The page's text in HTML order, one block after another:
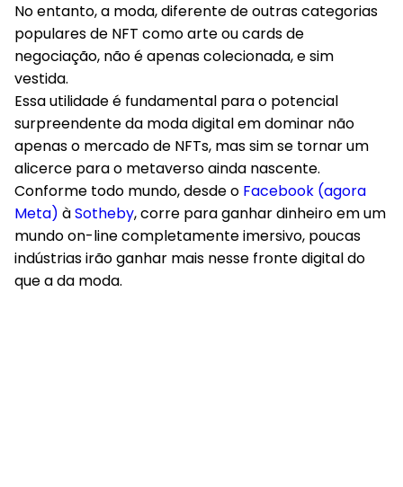
No entanto, a moda, diferente de outras categorias
populares de NFT como arte ou cards de
negociação, não é apenas colecionada, e sim
vestida.
Essa utilidade é fundamental para o potencial
surpreendente da moda digital em dominar não
apenas o mercado de NFTs, mas sim se tornar um
alicerce para o metaverso ainda nascente.
Conforme todo mundo, desde o Facebook (agora
Meta) àSotheby, corre para ganhar dinheiro em um
mundo on-line completamente imersivo, poucas
indústrias irão ganhar mais nesse fronte digital do
que a da moda.